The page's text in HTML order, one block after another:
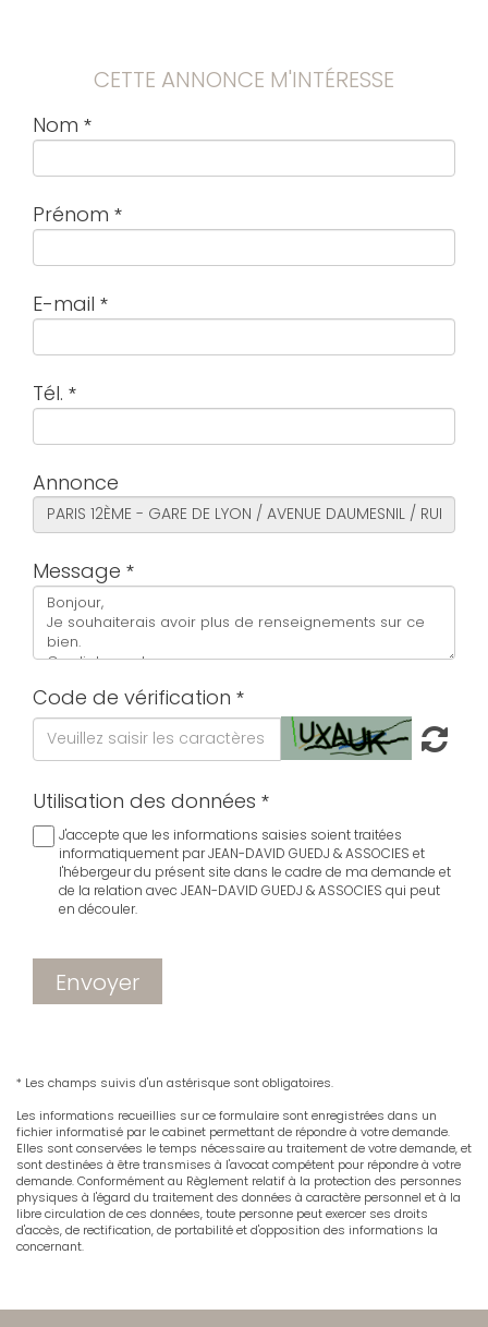
CETTE ANNONCE M'INTÉRESSE
Nom
Prénom
E-mail
Tél.
Annonce
Message
Code de vérification
Utilisation des données
J'accepte que les informations saisies soient traitées
informatiquement par JEAN-DAVID GUEDJ & ASSOCIES et
l'hébergeur du présent site dans le cadre de ma demande et
de la relation avec JEAN-DAVID GUEDJ & ASSOCIES qui peut
en découler.
Envoyer
* Les champs suivis d'un astérisque sont obligatoires.
Les informations recueillies sur ce formulaire sont enregistrées dans un
fichier informatisé par le cabinet permettant de répondre à votre demande.
Elles sont conservées le temps nécessaire au traitement de votre demande, et
sont destinées à être transmises à l'avocat compétent pour répondre à votre
demande. Conformément au Règlement relatif à la protection des personnes
physiques à l'égard du traitement des données à caractère personnel et à la
libre circulation de ces données, toute personne peut exercer ses droits
d'accès, de rectification, de portabilité et d'opposition des informations la
concernant.